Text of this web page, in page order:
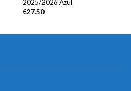
2025/2026 Azul
€27.50